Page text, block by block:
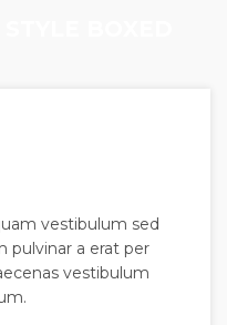
vestibulum sed
pulvinar a erat per
vestibulum